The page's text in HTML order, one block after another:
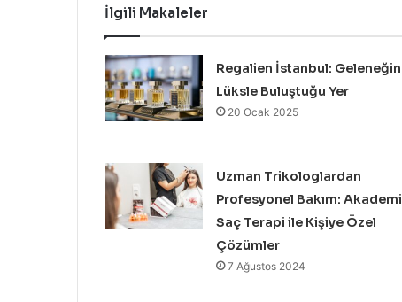
İlgili Makaleler
Regalien İstanbul: Geleneğin
Lüksle Buluştuğu Yer
20 Ocak 2025
Uzman Trikologlardan
Profesyonel Bakım: Akademi
Saç Terapi ile Kişiye Özel
Çözümler
7 Ağustos 2024